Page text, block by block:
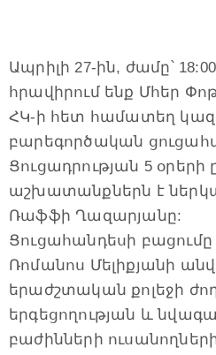
Ապրիլի 27-ին, ժամը՝
հրավիրում ենք Մհեր
ՀԿ-ի հետ համատեղ
բարեգործական
Ցուցադրության 5 օրերի
աշխատանքներն է
Ռաֆֆի Ղազարյանը:
Ցուցահանդեսի
Ռոմանոս Մելիքյանի
երաժշտական քոլեջի
երգեցողության և
բաժինների